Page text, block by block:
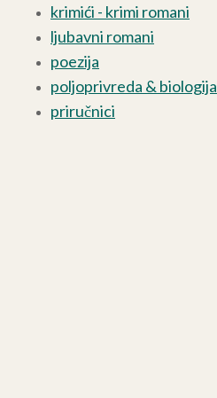
krimići - krimi romani
ljubavni romani
poezija
poljoprivreda & biologija
priručnici